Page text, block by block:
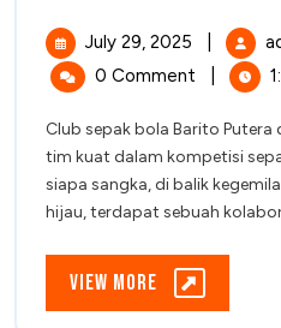
July 29, 2025
July
29,
2025
0 Comment
Club sepak bola Barito Putera dikenal sebagai salah satu
tim kuat dalam kompetisi
siapa sangka, di balik
hijau, terdapat sebuah
View More
More